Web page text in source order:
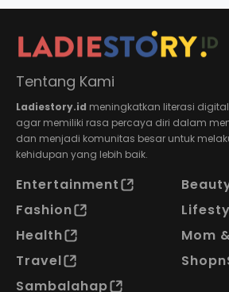
Tentang Kami
Ladiestory.id meningkatkan literasi
agar memiliki rasa percaya diri dalam
dan menjadi komunitas besar untuk
kehidupan yang lebih baik.
Entertainment
Fashion
Health
Mom
Travel
Sambalahap